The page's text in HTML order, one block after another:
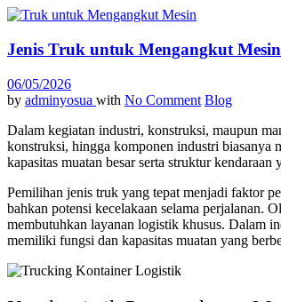
Jenis Truk untuk Mengangkut
06/05/2026
by adminyosua with No Comment Blog
Dalam kegiatan industri, konstruksi, maupun
konstruksi, hingga komponen industri biasanya
kapasitas muatan besar serta struktur kendaraan
Pemilihan jenis truk yang tepat menjadi faktor
bahkan potensi kecelakaan selama perjalanan.
membutuhkan layanan logistik khusus. Dalam
memiliki fungsi dan kapasitas muatan yang